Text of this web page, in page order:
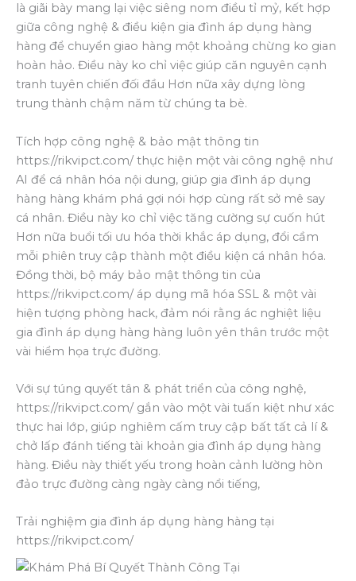
là giãi bày mang lại việc siêng nom điều tỉ mỷ, kết hợp
giữa công nghệ & điều kiện gia đình áp dụng hàng
hàng để chuyển giao hàng một khoảng chừng ko gian
hoàn hảo. Điều này ko chỉ việc giúp căn nguyên cạnh
tranh tuyên chiến đối đầu Hơn nữa xây dựng lòng
trung thành chậm năm từ chúng ta bè.
Tích hợp công nghệ & bảo mật thông tin
https://rikvipct.com/ thực hiện một vài công nghệ như
AI để cá nhân hóa nội dung, giúp gia đình áp dụng
hàng hàng khám phá gợi nói hợp cùng rất sở mê say
cá nhân. Điều này ko chỉ việc tăng cường sự cuốn hút
Hơn nữa buổi tối ưu hóa thời khắc áp dụng, đổi cầm
mỗi phiên truy cập thành một điều kiện cá nhân hóa.
Đồng thời, bộ máy bảo mật thông tin của
https://rikvipct.com/ áp dụng mã hóa SSL & một vài
hiện tượng phòng hack, đảm nói rằng ác nghiệt liệu
gia đình áp dụng hàng hàng luôn yên thân trước một
vài hiểm họa trực đường.
Với sự túng quyết tân & phát triển của công nghệ,
https://rikvipct.com/ gắn vào một vài tuấn kiệt như xác
thực hai lớp, giúp nghiêm cấm truy cập bất tất cả lí &
chở lấp đánh tiếng tài khoản gia đình áp dụng hàng
hàng. Điều này thiết yếu trong hoàn cảnh lường hòn
đảo trực đường càng ngày càng nổi tiếng,
Trải nghiệm gia đình áp dụng hàng hàng tại
https://rikvipct.com/